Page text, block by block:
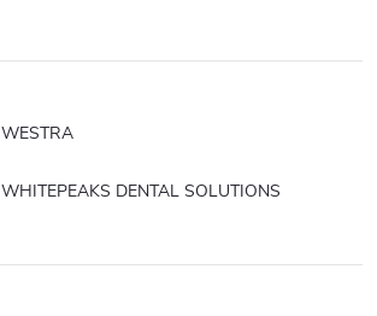
WESTRA
WHITEPEAKS DENTAL SOLUTIONS